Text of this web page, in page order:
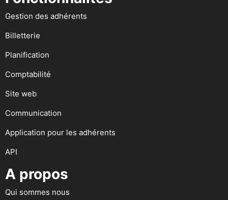
Gestion des adhérents
Billetterie
Planification
Comptabilité
Site web
Communication
Application pour les adhérents
API
A propos
Qui sommes nous